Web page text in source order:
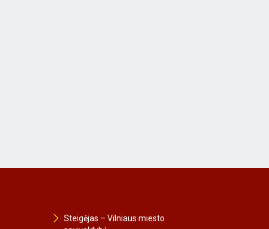
Steigėjas – Vilniaus miesto